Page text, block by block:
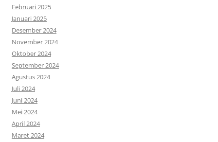
Februari 2025
Januari 2025
Desember 2024
November 2024
Oktober 2024
September 2024
Agustus 2024
Juli 2024
Juni 2024
Mei 2024
April 2024
Maret 2024